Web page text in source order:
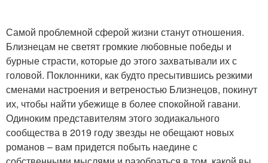
Самой проблемной сферой жизни станут отношения.
Близнецам не светят громкие любовные победы и
бурные страсти, которые до этого захватывали их с
головой. Поклонники, как будто пресытившись резкими
сменами настроения и ветреностью Близнецов, покинут
их, чтобы найти убежище в более спокойной гавани.
Одиноким представителям этого зодиакального
сообщества в 2019 году звезды не обещают новых
романов – вам придется побыть наедине с